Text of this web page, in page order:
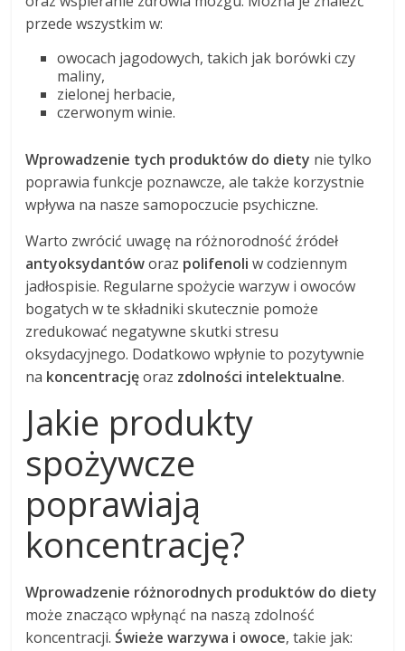
przede wszystkim w:
owocach jagodowych, takich jak borówki czy
maliny,
zielonej herbacie,
czerwonym winie.
Wprowadzenie tych produktów do diety nie tylko
poprawia funkcje poznawcze, ale także korzystnie
wpływa na nasze samopoczucie psychiczne.
Warto zwrócić uwagę na różnorodność źródeł
antyoksydantóworaz polifenoli w codziennym
jadłospisie. Regularne spożycie warzyw i owoców
bogatych w te składniki skutecznie pomoże
zredukować negatywne skutki stresu
oksydacyjnego. Dodatkowo wpłynie to pozytywnie
na koncentracjęoraz zdolności intelektualne.
Jakie produkty
spożywcze
poprawiają
koncentrację?
Wprowadzenie różnorodnych produktów do diety
może znacząco wpłynąć na naszą zdolność
koncentracji.Świeże warzywa i owoce, takie jak: